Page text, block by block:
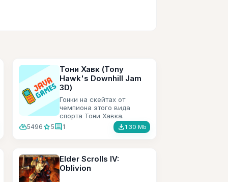
Тони Хавк (Tony
Hawk's Downhill Jam
3D)
Гонки на скейтах от
чемпиона этого вида
спорта Тони Хавка.
cloud_download5496 star5comment1 file_download1.30 Mb
Elder Scrolls IV:
Oblivion